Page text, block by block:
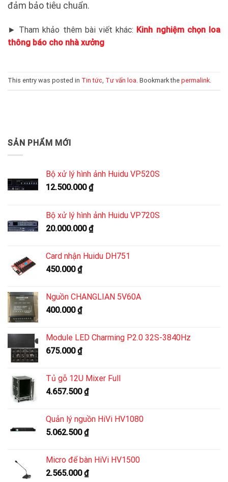
đảm bảo tiêu chuẩn.
► Tham khảo thêm bài viết khác: Kinh nghiệm chọn loa
thông báo cho nhà xưởng
This entry was posted in Tin tức, Tư vấn loa. Bookmark the permalink.
SẢN PHẨM MỚI
Bộ xử lý hình ảnh Huidu VP520S
12.500.000₫
Bộ xử lý hình ảnh Huidu VP720S
20.000.000₫
Card nhận Huidu DH751
450.000₫
Nguồn CHANGLIAN 5V60A
400.000₫
Module LED Charming P2.0 32S-3840Hz
675.000₫
Tủ gỗ 12U Mixer Full
4.657.500₫
Quản lý nguồn HiVi HV1080
5.062.500₫
Micro để bàn HiVi HV1500
2.565.000₫